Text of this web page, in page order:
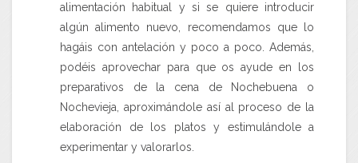
alimentación habitual y si se quiere introducir
algún alimento nuevo, recomendamos que lo
hagáis con antelación y poco a poco. Además,
podéis aprovechar para que os ayude en los
preparativos de la cena de Nochebuena o
Nochevieja, aproximándole así al proceso de la
elaboración de los platos y estimulándole a
experimentar y valorarlos.